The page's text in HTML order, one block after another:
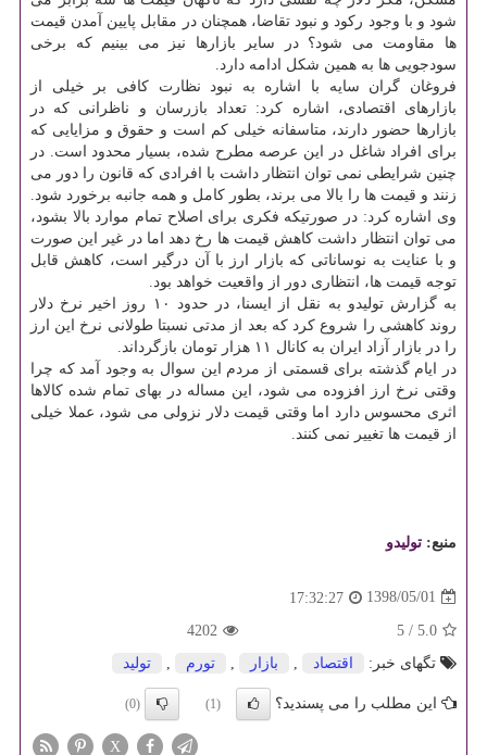
شود و با وجود ركود و نبود تقاضا، همچنان در مقابل پایین آمدن قیمت
ها مقاومت می شود؟ در سایر بازارها نیز می بینیم كه برخی
سودجویی ها به همین شكل ادامه دارد.
فروغان گران سایه با اشاره به نبود نظارت كافی بر خیلی از
بازارهای اقتصادی، اشاره كرد: تعداد بازرسان و ناظرانی كه در
بازارها حضور دارند، متاسفانه خیلی كم است و حقوق و مزایایی كه
برای افراد شاغل در این عرصه مطرح شده، بسیار محدود است. در
چنین شرایطی نمی توان انتظار داشت با افرادی كه قانون را دور می
زنند و قیمت ها را بالا می برند، بطور كامل و همه جانبه برخورد شود.
وی اشاره كرد: در صورتیكه فكری برای اصلاح تمام موارد بالا بشود،
می توان انتظار داشت كاهش قیمت ها رخ دهد اما در غیر این صورت
و با عنایت به نوساناتی كه بازار ارز با آن درگیر است، كاهش قابل
توجه قیمت ها، انتظاری دور از واقعیت خواهد بود.
به گزارش تولیدو به نقل از ایسنا، در حدود ۱۰ روز اخیر نرخ دلار
روند كاهشی را شروع كرد كه بعد از مدتی نسبتا طولانی نرخ این ارز
را در بازار آزاد ایران به كانال ۱۱ هزار تومان بازگرداند.
در ایام گذشته برای قسمتی از مردم این سوال به وجود آمد كه چرا
وقتی نرخ ارز افزوده می شود، این مساله در بهای تمام شده كالاها
اثری محسوس دارد اما وقتی قیمت دلار نزولی می شود، عملا خیلی
از قیمت ها تغییر نمی كنند.
منبع: تولیدو
1398/05/01
17:32:27
5.0
/
5
4202
تگهای خبر:
اقتصاد بازار تورم تولید
این مطلب را می پسندید؟ (1)
(0)
X